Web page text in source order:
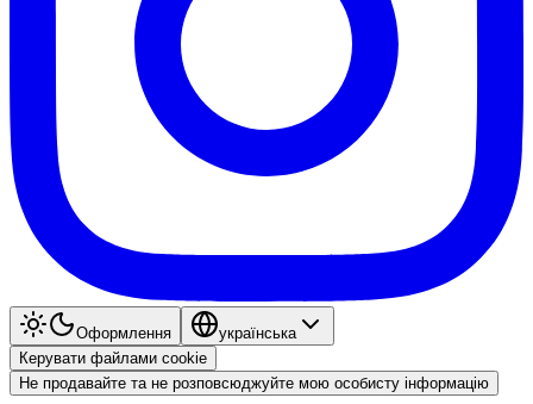
Оформлення
українська
Керувати файлами cookie
Не продавайте та не розповсюджуйте мою особисту інформацію